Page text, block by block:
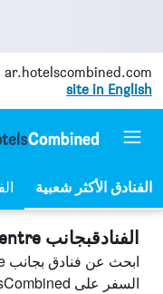
ar.hotelscombined.com
site in English
الفنادقبجانب Funchal Centre, فونشال
السفر على HotelsCombined وقارن بينها ووفّر.